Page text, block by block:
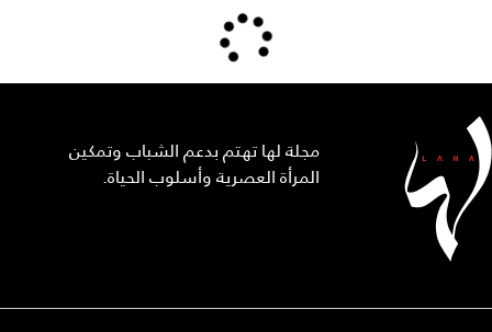
مجلة لها تهتم بدعم الشباب وتمكين
المرأة العصرية وأسلوب الحياة.